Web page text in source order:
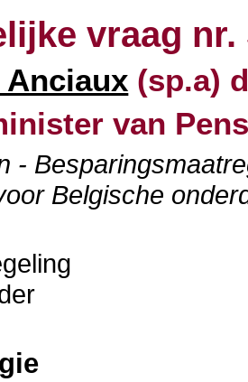
vraag nr.
Anciaux (sp.a)
van
-
Belgische